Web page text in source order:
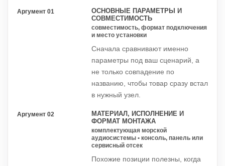
Аргумент 01
ОСНОВНЫЕ ПАРАМЕТРЫ И
СОВМЕСТИМОСТЬ
совместимость, формат подключения
и место установки
Сначала сравнивают именно
параметры под ваш сценарий, а
не только совпадение по
названию, чтобы товар сразу встал
в нужный узел.
Аргумент 02
МАТЕРИАЛ, ИСПОЛНЕНИЕ И
ФОРМАТ МОНТАЖА
комплектующая морской
аудиосистемы • консоль, панель или
сервисный отсек
Похожие позиции полезны, когда